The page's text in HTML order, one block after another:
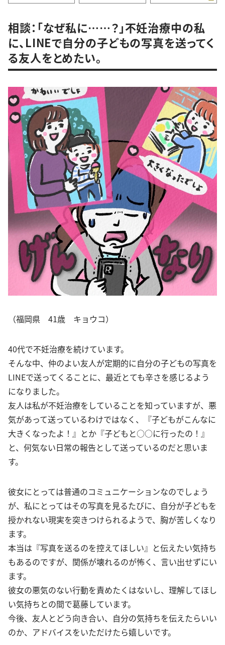
相談：「なぜ私に……？」不妊治療中の私
に、LINEで自分の子どもの写真を送ってく
る友人をとめたい。
（福岡県 41歳 キョウコ）
40代で不妊治療を続けています。
そんな中、仲のよい友人が定期的に自分の子どもの写真を
LINEで送ってくることに、最近とても辛さを感じるよう
になりました。
友人は私が不妊治療をしていることを知っていますが、悪
気があって送っているわけではなく、『子どもがこんなに
大きくなったよ！』とか『子どもと○○に行ったの！』
と、何気ない日常の報告として送っているのだと思いま
す。
彼女にとっては普通のコミュニケーションなのでしょう
が、私にとってはその写真を見るたびに、自分が子どもを
授かれない現実を突きつけられるようで、胸が苦しくなり
ます。
本当は『写真を送るのを控えてほしい』と伝えたい気持ち
もあるのですが、関係が壊れるのが怖く、言い出せずにい
ます。
彼女の悪気のない行動を責めたくはないし、理解してほし
い気持ちとの間で葛藤しています。
今後、友人とどう向き合い、自分の気持ちを伝えたらいい
のか、アドバイスをいただけたら嬉しいです。